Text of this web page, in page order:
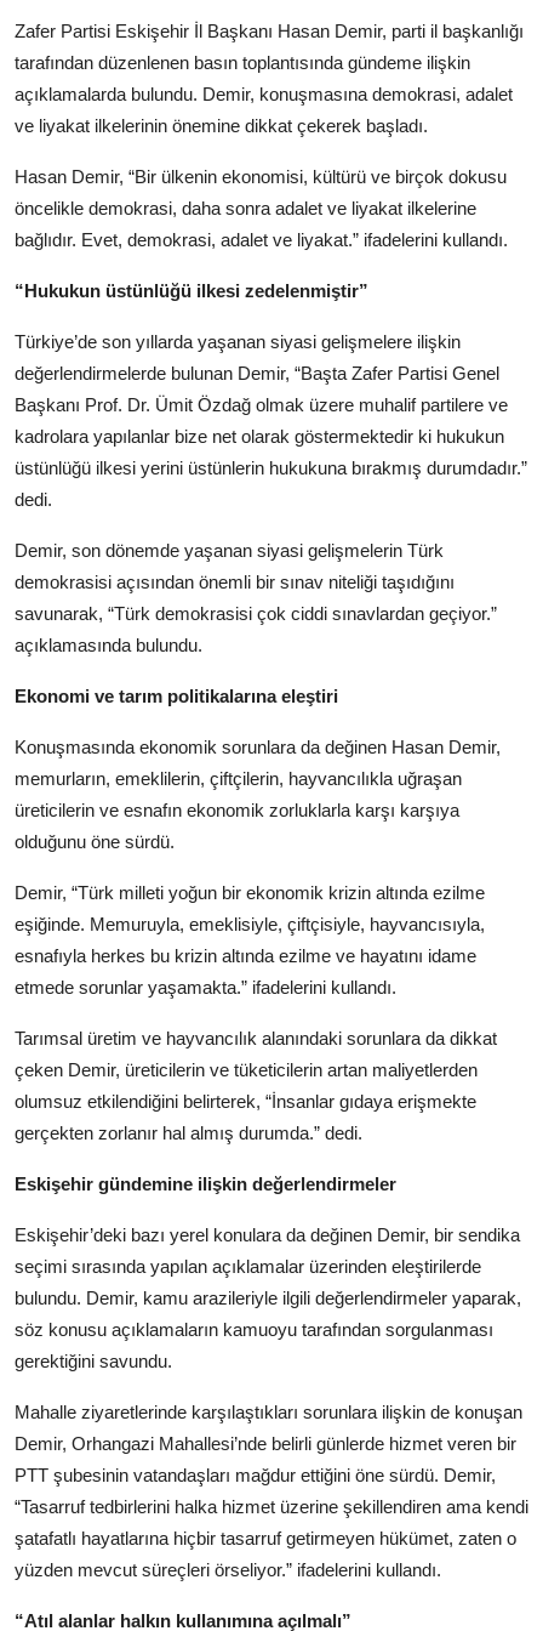
Köşe Yazısı
Dernek
Galeri
Gastronomi
E-GAZETE
Zafer Partisi Eskişehir İl Başkanı Hasan Demir, parti il başkanlığı
tarafından düzenlenen basın toplantısında gündeme ilişkin
açıklamalarda bulundu. Demir, konuşmasına demokrasi, adalet
ve liyakat ilkelerinin önemine dikkat çekerek başladı.
Hasan Demir, “Bir ülkenin ekonomisi, kültürü ve birçok dokusu
öncelikle demokrasi, daha sonra adalet ve liyakat ilkelerine
bağlıdır. Evet, demokrasi, adalet ve liyakat.” ifadelerini kullandı.
“Hukukun üstünlüğü ilkesi zedelenmiştir”
Türkiye’de son yıllarda yaşanan siyasi gelişmelere ilişkin
değerlendirmelerde bulunan Demir, “Başta Zafer Partisi Genel
Başkanı Prof. Dr. Ümit Özdağ olmak üzere muhalif partilere ve
kadrolara yapılanlar bize net olarak göstermektedir ki hukukun
üstünlüğü ilkesi yerini üstünlerin hukukuna bırakmış durumdadır.”
dedi.
Demir, son dönemde yaşanan siyasi gelişmelerin Türk
demokrasisi açısından önemli bir sınav niteliği taşıdığını
savunarak, “Türk demokrasisi çok ciddi sınavlardan geçiyor.”
açıklamasında bulundu.
Ekonomi ve tarım politikalarına eleştiri
Konuşmasında ekonomik sorunlara da değinen Hasan Demir,
memurların, emeklilerin, çiftçilerin, hayvancılıkla uğraşan
üreticilerin ve esnafın ekonomik zorluklarla karşı karşıya
olduğunu öne sürdü.
Demir, “Türk milleti yoğun bir ekonomik krizin altında ezilme
eşiğinde. Memuruyla, emeklisiyle, çiftçisiyle, hayvancısıyla,
esnafıyla herkes bu krizin altında ezilme ve hayatını idame
etmede sorunlar yaşamakta.” ifadelerini kullandı.
Tarımsal üretim ve hayvancılık alanındaki sorunlara da dikkat
çeken Demir, üreticilerin ve tüketicilerin artan maliyetlerden
olumsuz etkilendiğini belirterek, “İnsanlar gıdaya erişmekte
gerçekten zorlanır hal almış durumda.” dedi.
Eskişehir gündemine ilişkin değerlendirmeler
Eskişehir’deki bazı yerel konulara da değinen Demir, bir sendika
seçimi sırasında yapılan açıklamalar üzerinden eleştirilerde
bulundu. Demir, kamu arazileriyle ilgili değerlendirmeler yaparak,
söz konusu açıklamaların kamuoyu tarafından sorgulanması
gerektiğini savundu.
Mahalle ziyaretlerinde karşılaştıkları sorunlara ilişkin de konuşan
Demir, Orhangazi Mahallesi’nde belirli günlerde hizmet veren bir
PTT şubesinin vatandaşları mağdur ettiğini öne sürdü. Demir,
“Tasarruf tedbirlerini halka hizmet üzerine şekillendiren ama kendi
şatafatlı hayatlarına hiçbir tasarruf getirmeyen hükümet, zaten o
yüzden mevcut süreçleri örseliyor.” ifadelerini kullandı.
“Atıl alanlar halkın kullanımına açılmalı”